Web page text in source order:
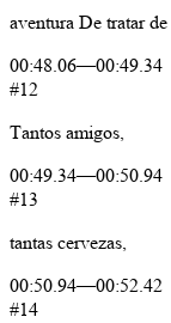
aventura De tratar de
00:48.06—00:49.34
#12
Tantos amigos,
00:49.34—00:50.94
#13
tantas cervezas,
00:50.94—00:52.42
#14